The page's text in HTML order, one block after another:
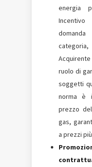
energia
Incentivo
ruolo di
soggetti
norma è
prezzo
gas,
a prezzi